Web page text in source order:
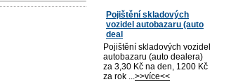
Pojištění skladových
vozidel autobazaru (auto
deal
Pojištění skladových vozidel
autobazaru (auto dealera)
za 3,30 Kč na den, 1200 Kč
za rok ...>>více<<